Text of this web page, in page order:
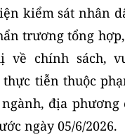
kiểm sát nhân
trương tổng
về chính sách,
tiễn thuộc
địa phương
ngày 05/6/2026.